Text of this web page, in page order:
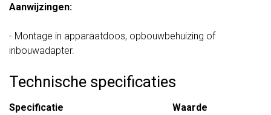
Aanwijzingen:
- Montage in apparaatdoos, opbouwbehuizing of
inbouwadapter.
Technische specificaties
Specificatie
Waarde